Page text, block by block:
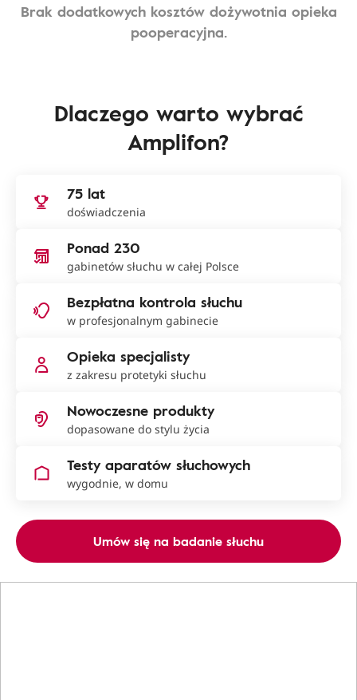
Brak dodatkowych kosztów dożywotnia opieka
pooperacyjna.
Dlaczego warto wybrać
Amplifon?
75 lat
doświadczenia
Ponad 230
gabinetów słuchu w całej Polsce
Bezpłatna kontrola słuchu
w profesjonalnym gabinecie
Opieka specjalisty
z zakresu protetyki słuchu
Nowoczesne produkty
dopasowane do stylu życia
Testy aparatów słuchowych
wygodnie, w domu
Umów się na badanie słuchu